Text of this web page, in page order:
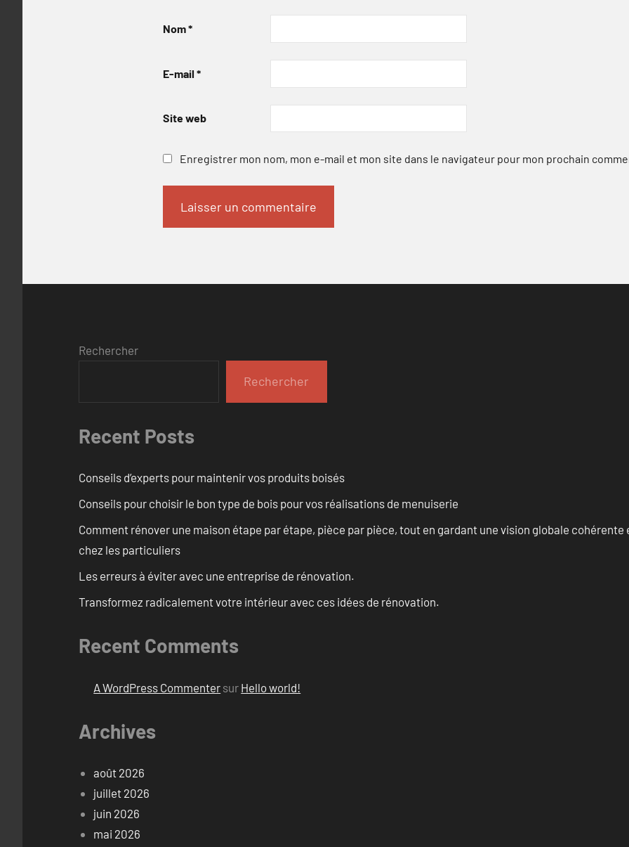
Nom*
E-mail *
Site web
Enregistrer mon nom, mon e-mail et mon site dans le navigateur pour mon prochain
Rechercher
Rechercher
Recent Posts
Conseils d’experts pour maintenir vos produits boisés
Conseils pour choisir le bon type de bois pour vos réalisations de menuiserie
Comment rénover une maison étape par étape, pièce par pièce, tout en gardant une vision globale
chez les particuliers
Les erreurs à éviter avec une entreprise de rénovation.
Transformez radicalement votre intérieur avec ces idées de rénovation.
Recent Comments
A WordPress Commenter sur Hello world!
Archives
août 2026
juillet 2026
juin 2026
mai 2026